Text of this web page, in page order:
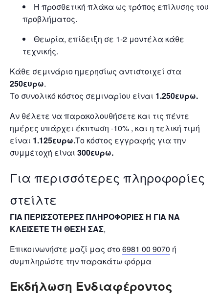
Η προσθετική πλάκα ως τρόπος επίλυσης του
προβλήματος.
Θεωρία, επίδειξη σε 1-2 μοντέλα κάθε
τεχνικής.
Κάθε σεμινάριο ημερησίως αντιστοιχεί στα
250ευρω.
Το συνολικό κόστος σεμιναρίου είναι 1.250ευρω.
Αν θέλετε να παρακολουθήσετε και τις πέντε
ημέρες υπάρχει έκπτωση -10% , και η τελική τιμή
είναι 1.125ευρω.Το κόστος εγγραφής για την
συμμέτοχή είναι 300ευρω.
Για περισσότερες πληροφορίες
στείλτε
ΓΙΑ ΠΕΡΙΣΣΟΤΕΡΕΣ ΠΛΗΡΟΦΟΡΙΕΣ Η ΓΙΑ ΝΑ
ΚΛΕΙΣΕΤΕ ΤΗ ΘΕΣΗ ΣΑΣ,
Επικοινωνήστε μαζί μας στο6981 00 9070 ή
συμπληρώστε την παρακάτω φόρμα
Εκδήλωση Ενδιαφέροντος